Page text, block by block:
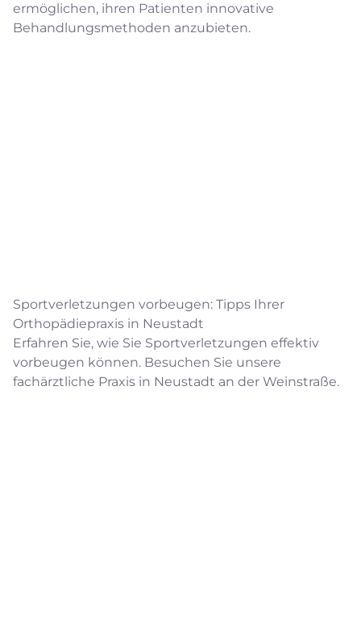
ermöglichen, ihren Patienten innovative
Behandlungsmethoden anzubieten.
Sportverletzungen vorbeugen: Tipps Ihrer
Orthopädiepraxis in Neustadt
Erfahren Sie, wie Sie Sportverletzungen effektiv
vorbeugen können. Besuchen Sie unsere
fachärztliche Praxis in Neustadt an der Weinstraße.